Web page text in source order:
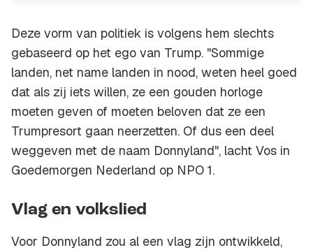
Deze vorm van politiek is volgens hem slechts
gebaseerd op het ego van Trump. "Sommige
landen, net name landen in nood, weten heel goed
dat als zij iets willen, ze een gouden horloge
moeten geven of moeten beloven dat ze een
Trumpresort gaan neerzetten. Of dus een deel
weggeven met de naam Donnyland", lacht Vos in
Goedemorgen Nederland op NPO 1.
Vlag en volkslied
Voor Donnyland zou al een vlag zijn ontwikkeld,